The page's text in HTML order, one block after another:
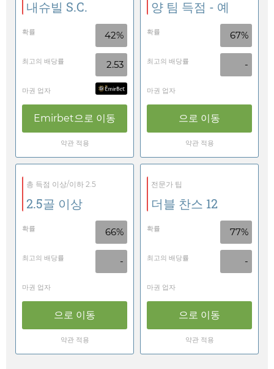
내슈빌 S.C.
확률 42%
최고의 배당률 2.53
마권 업자
Emirbet으로 이동
약관 적용
양 팀 득점 - 예
확률 67%
최고의 배당률 -
마권 업자
으로 이동
약관 적용
총 득점 이상/이하 2.5
2.5골 이상
확률 66%
최고의 배당률 -
마권 업자
으로 이동
약관 적용
전문가 팁
더블 찬스 12
확률 77%
최고의 배당률 -
마권 업자
으로 이동
약관 적용